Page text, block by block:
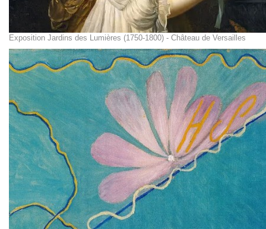
Exposition Jardins des Lumières (1750-1800) - Château de Versailles